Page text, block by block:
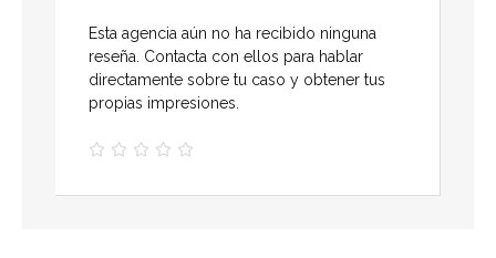
Esta agencia aún no ha recibido ninguna
reseña. Contacta con ellos para hablar
directamente sobre tu caso y obtener tus
propias impresiones.
    